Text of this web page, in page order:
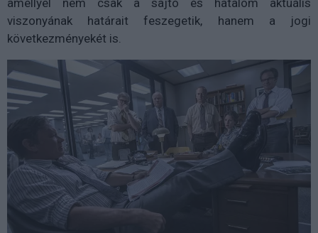
viszonyának határait feszegetik, hanem a jogi
következményekét is.